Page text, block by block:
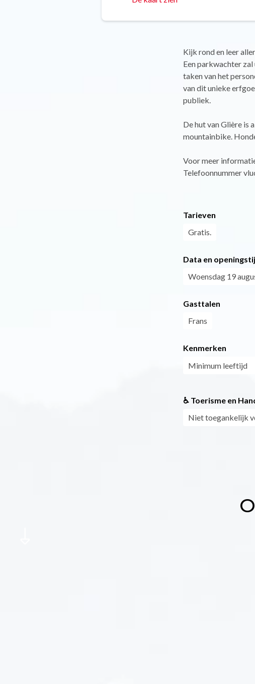
Kijk rond en leer
Een parkwachter zal
taken van het
van dit unieke
publiek.
De hut van Glière is
mountainbike.
Voor meer
Telefoonnummer
Tarieven
Gratis.
Data en
Woensdag 19
Gasttalen
Frans
Kenmerken
Minimum leeftijd
♿ Toerisme en
Niet toegankelijk